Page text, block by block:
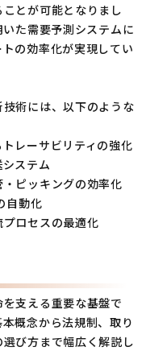
とが可能となりまし
た需要予測システムに
の効率化が実現してい
術には、以下のような
レーサビリティの強化
ステム
ピッキングの効率化
自動化
プロセスの最適化
支える重要な基盤で
概念から法規制、取り
び方まで幅広く解説し